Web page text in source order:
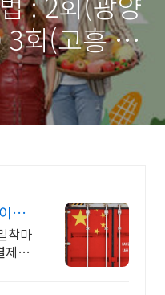
3회(고흥 미
나
착마
제대